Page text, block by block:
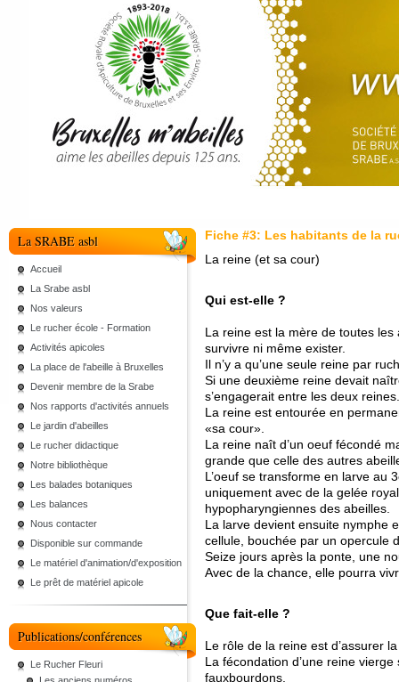
La SRABE asbl
Accueil
La Srabe asbl
Nos valeurs
Le rucher école - Formation
Activités apicoles
La place de l'abeille à Bruxelles
Devenir membre de la Srabe
Nos rapports d'activités annuels
Le jardin d'abeilles
Le rucher didactique
Notre bibliothèque
Les balades botaniques
Les balances
Nous contacter
Disponible sur commande
Le matériel d'animation/d'exposition
Le prêt de matériel apicole
Publications/conférences
Le Rucher Fleuri
Fiche #3: Les habitants de la
La reine (et sa cour)
Qui est-elle ?
La reine est la mère de toutes
survivre ni même exister.
Il n’y a qu’une seule reine par
Si une deuxième reine devait
s’engagerait entre les deux reines.
La reine est entourée en
«sa cour».
La reine naît d’un oeuf fécondé
grande que celle des autres
L’oeuf se transforme en larve au
uniquement avec de la gelée
hypopharyngiennes des abeilles.
La larve devient ensuite nymphe
cellule, bouchée par un opercule
Seize jours après la ponte, une
Avec de la chance, elle pourra
Que fait-elle ?
Le rôle de la reine est d’assurer
La fécondation d’une reine
fauxbourdons.